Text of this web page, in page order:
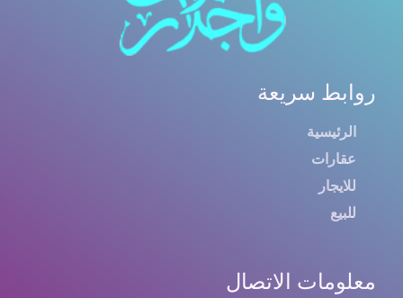
روابط سريعة
الرئيسية
عقارات
للايجار
للبيع
معلومات الاتصال